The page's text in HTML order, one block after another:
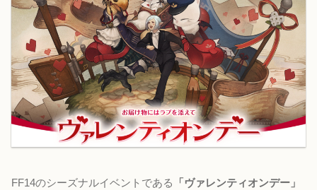
FF14のシーズナルイベントである
「ヴァレンティオンデー」